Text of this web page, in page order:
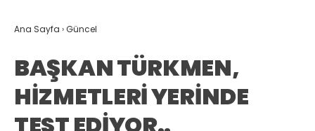
Ana Sayfa ›Güncel
BAŞKAN TÜRKMEN,
HİZMETLERİ YERİNDE